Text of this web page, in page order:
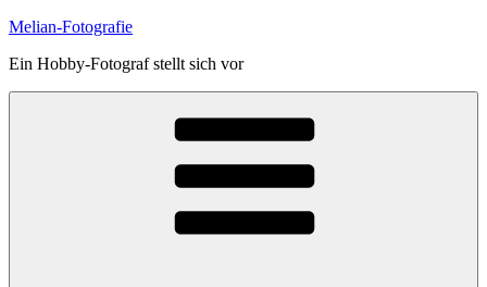
Skip
content
Melian-Fotografie
Ein Hobby-Fotograf stellt sich vor